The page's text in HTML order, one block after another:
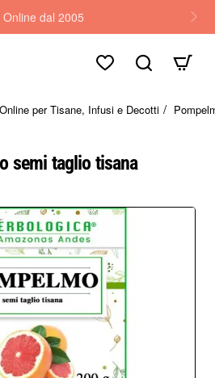
Online dal 2005
semi taglio tisana
per Tisane, Infusi e Decotti